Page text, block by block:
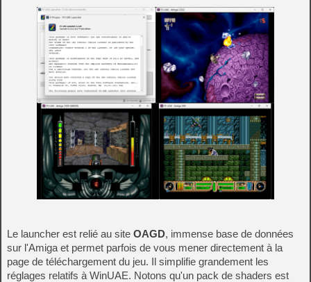
Le launcher est relié au site OAGD, immense base de données
sur l'Amiga et permet parfois de vous mener directement à la
page de téléchargement du jeu. Il simplifie grandement les
réglages relatifs à WinUAE. Notons qu'un pack de shaders est